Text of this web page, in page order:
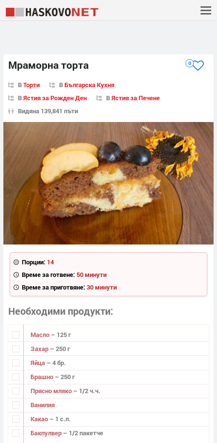
Мраморна торта 0
ВТорти ВБългарска Кухня
ВЯстия за Рожден Ден ВЯстия за Печене
Видяна 139,841 пъти
Порции: 14
Време за готвене: 50 минути
Време за приготвяне: 30 минути
Необходими продукти
Масло – 125 г
Захар – 250 г
Яйца – 4 бр.
Брашно – 250 г
Прясно мляко – 1/2 ч.ч.
Ванилия
Какао – 1 с.л.
Бакпулвер – 1/2 пакетче